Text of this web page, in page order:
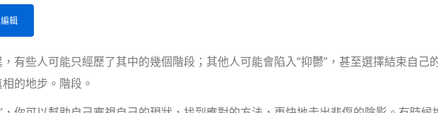
輯
有些人可能只經歷了其中的幾個階段；其他人可能會陷入“抑鬱”，甚至選擇結束自己
的地步。階段。